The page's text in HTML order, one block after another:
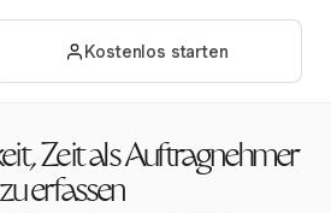
Kostenlos starten
Zeit als Auftragnehmer
zu erfassen